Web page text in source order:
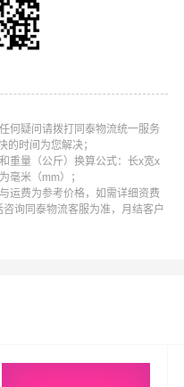
势
地具有优势的物流网络资
货物打包，门到门运输
公司秉承优质服务的核
何疑问请拨打同泰物流统一服务
时间为您解决；
重量（公斤）换算公式：长x宽x
毫米（mm）；
运费为参考价格，如需详细资费
询同泰物流客服为准，月结客户